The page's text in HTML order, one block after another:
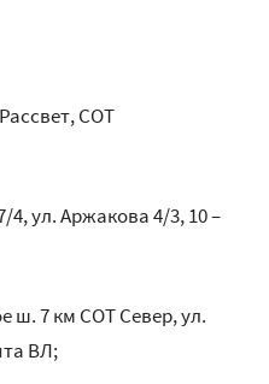
СОТ
4, ул. Аржакова 4/3, 10 –
ш. 7 км СОТ Север, ул.
ВЛ;